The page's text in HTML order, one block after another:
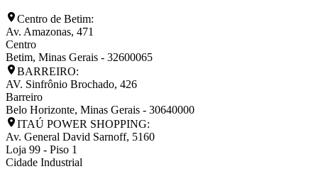
Centro de Betim:
Av. Amazonas, 471
Centro
Betim, Minas Gerais - 32600065
BARREIRO:
AV. Sinfrônio Brochado, 426
Barreiro
Belo Horizonte, Minas Gerais - 30640000
ITAÚ POWER SHOPPING:
Av. General David Sarnoff, 5160
Loja 99 - Piso 1
Cidade Industrial